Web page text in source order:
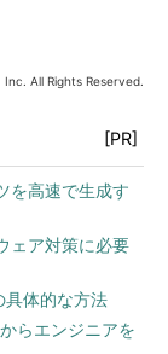
All Rights Reserved.
[PR]
を高速で生成す
ェア対策に必要
具体的な方法
らエンジニアを